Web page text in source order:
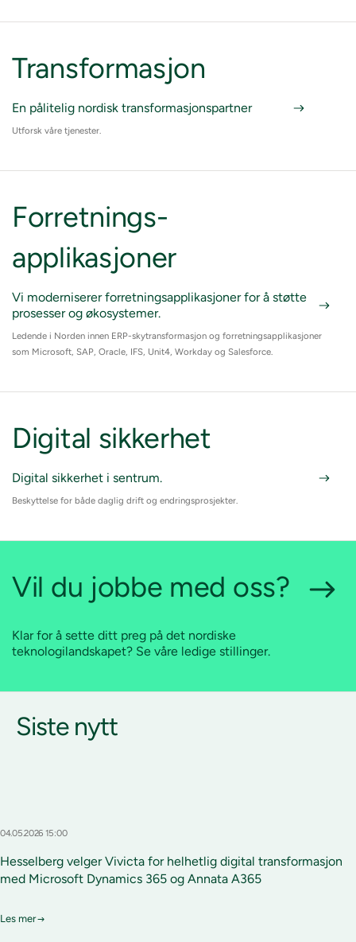
Transformasjon
En pålitelig nordisk transformasjonspartner
Utforsk våre tjenester.
Forretnings-
applikasjoner
Vi moderniserer forretningsapplikasjoner for å støtte
prosesser og økosystemer.
Ledende i Norden innen ERP-skytransformasjon og forretningsapplikasjoner
som Microsoft, SAP, Oracle, IFS, Unit4, Workday og Salesforce.
Digital sikkerhet
Digital sikkerhet i sentrum.
Beskyttelse for både daglig drift og endringsprosjekter.
Vil du jobbe med oss?
Klar for å sette ditt preg på det nordiske
teknologilandskapet? Se våre ledige stillinger.
Siste nytt
04.05.2026 15:00
Hesselberg velger Vivicta for helhetlig digital transformasjon
med Microsoft Dynamics 365 og Annata A365
Les mer